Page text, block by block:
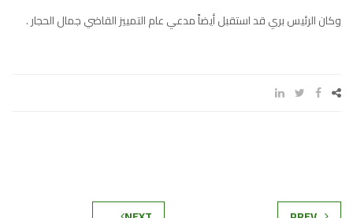
وكان الرئيس بري قد استقبل أيضاً مدعي عام التمييز القاضي جمال الحجار .